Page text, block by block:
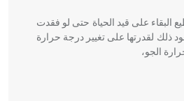
البقاء على قيد الحياة حتى لو فقدت
ذلك لقدرتها على تغيير درجة حرارة
الجو،